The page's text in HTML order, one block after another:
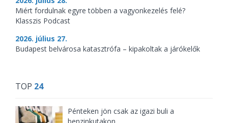
Miért fordulnak egyre többen a vagyonkezelés felé?
Klasszis Podcast
2026. július 27.
Budapest belvárosa katasztrófa – kipakoltak a járókelők
TOP 24
Pénteken jön csak az igazi buli a
benzinkutakon